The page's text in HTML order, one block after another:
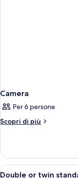
Camera
Per 6 persone
Scopri di più
Altri
Apri
1
Double or twin